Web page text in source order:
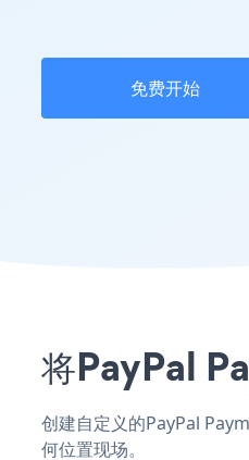
免费开始
将PayPal
创建自定义的PayPal
何位置现场。